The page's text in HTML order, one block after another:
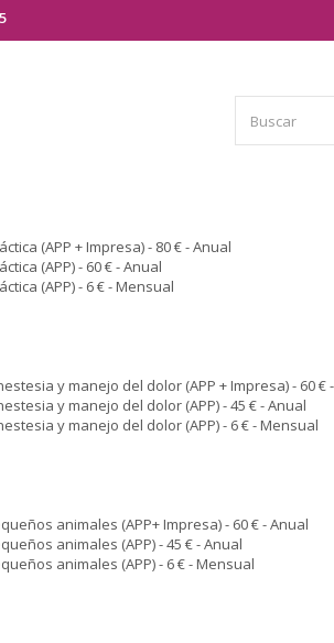
(APP + Impresa) - 80 € - Anual
(APP) - 60 € - Anual
(APP) - 6 € - Mensual
y manejo del dolor (APP + Impresa) - 60 €
y manejo del dolor (APP) - 45 € - Anual
y manejo del dolor (APP) - 6 € - Mensual
animales (APP+ Impresa) - 60 € - Anual
animales (APP) - 45 € - Anual
animales (APP) - 6 € - Mensual